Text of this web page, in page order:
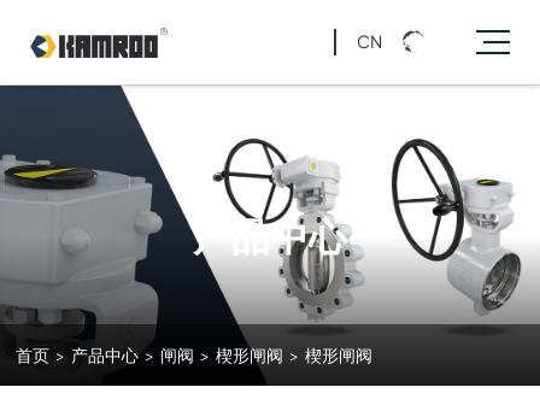
CN
产品中心
首页 > 产品中心 > 闸阀 > 楔形闸阀 > 楔形闸阀